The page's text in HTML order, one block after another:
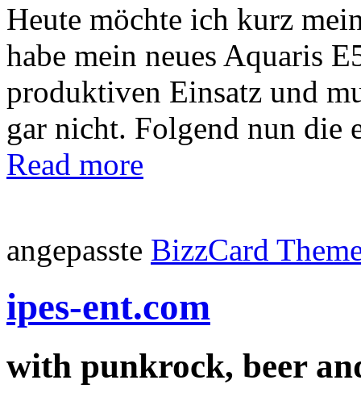
Heute möchte ich kurz
habe mein neues Aquaris
produktiven Einsatz und
gar nicht. Folgend nun die
Read more
angepasste BizzCard
ipes-ent.com
with punkrock, beer